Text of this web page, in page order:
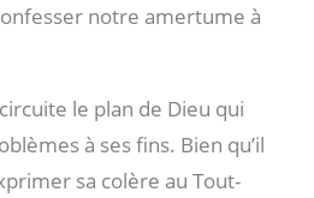
notre amertume à
le plan de Dieu qui
à ses fins. Bien qu’il
sa colère au Tout-